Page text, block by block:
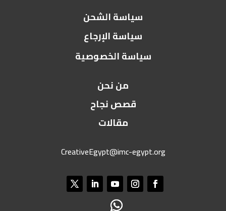
سياسة الشحن
سياسة الإرجاع
سياسة الخصوصية
من نحن
قصص نجاح
مقالات
CreativeEgypt@imc-egypt.org